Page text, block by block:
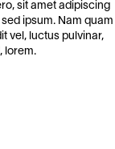
sit amet adipiscing
ipsum. Nam quam
vel, luctus pulvinar,
lorem.